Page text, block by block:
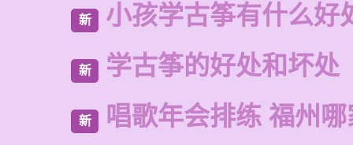
新 小孩学古筝有什么好
新 学古筝的好处和坏处
新 唱歌年会排练 福州